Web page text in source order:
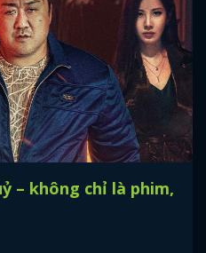
– không chỉ là phim,